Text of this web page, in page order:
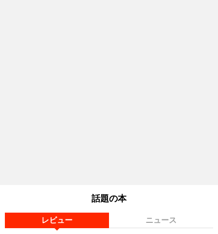
話題の本
レビュー ニュース